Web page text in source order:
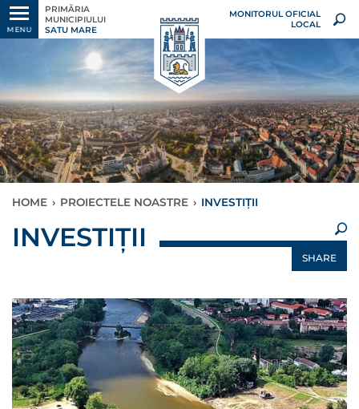
MENU
PRIMĂRIA
MUNICIPIULUI
SATU MARE
MONITORUL OFICIAL
LOCAL
HOME › PROIECTELE NOASTRE › INVESTIȚII
×
INVESTIȚII
SHARE